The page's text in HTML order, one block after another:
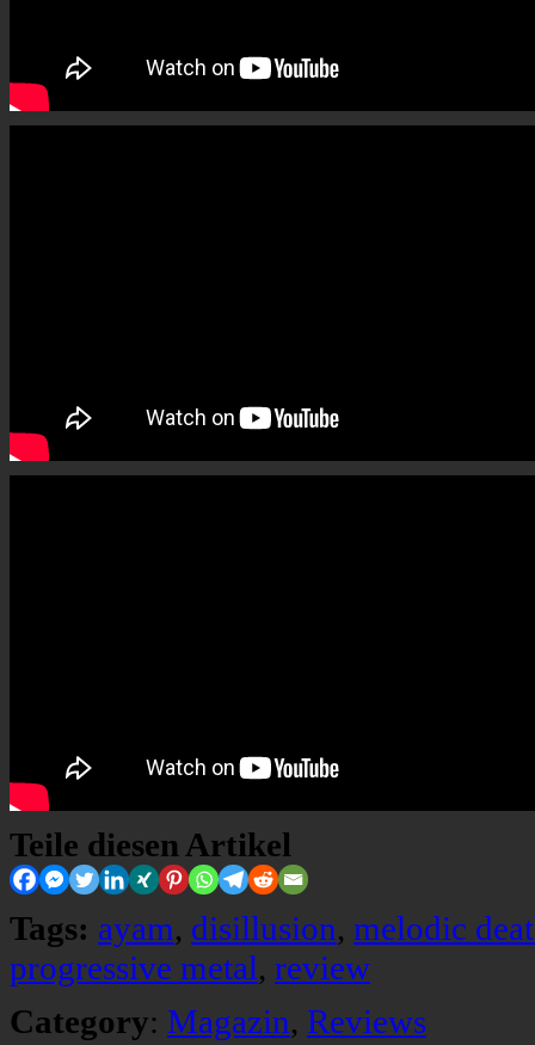
Teile diesen Artikel
Tags: ayam, disillusion, melodic
progressive metal, review
Category: Magazin, Reviews